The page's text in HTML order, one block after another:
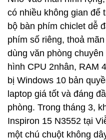
có nhiều không gian để
bộ bàn phím chiclet dễ
phím số riêng, thoả
dùng văn phòng
hình CPU 2nhân, RAM
bị Windows 10 bản
laptop giá tốt và đáng
phòng. Trong tháng 3,
Inspiron 15 N3552 tại
một chú chuột không